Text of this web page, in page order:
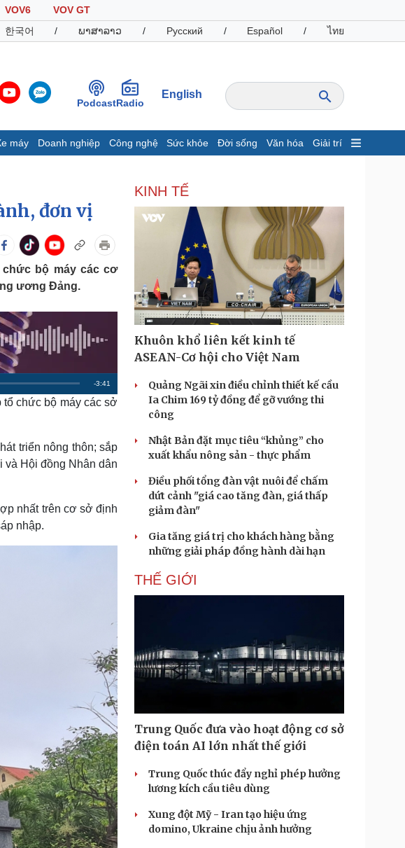
VOV6
VOV GT
한국어 / ພາສາລາວ / Русский / Español / ไทย
PodcastRadio
English
máy Doanh nghiệp Công nghệ Sức khỏe Đời sống Văn hóa Giải trí
Bất động sản
Khởi nghiệp
Tiêu dùng
Chứng khoán
Giá cà phê
Doanh nghiệp
Thông tin doanh nghiệp
Doanh nghiệp 24h
Doanh nhân
Vì cộng đồng
Công nghệ
Sành điệu
Tin Công nghệ
Trải nghiệm
Chuyển đổi số
Tư vấn
Podcast
Câu chuyện thời sự
Cửa sổ tình yêu
Kể chuyện cho bé
đơn vị
chức bộ máy các cơ
ương Đảng.
R
e
a
i
-3:41
chức bộ máy các sở
triển nông thôn; sắp
và Hội đồng Nhân dân
nhất trên cơ sở định
nhập.
KINH TẾ
Khuôn khổ liên kết kinh tế
ASEAN-Cơ hội cho Việt Nam
Quảng Ngãi xin điều chỉnh thiết kế cầu
Ia Chim 169 tỷ đồng để gỡ vướng thi
công
Nhật Bản đặt mục tiêu “khủng” cho
xuất khẩu nông sản - thực phẩm
Điều phối tổng đàn vật nuôi để chấm
dứt cảnh "giá cao tăng đàn, giá thấp
giảm đàn"
Gia tăng giá trị cho khách hàng bằng
những giải pháp đồng hành dài hạn
THẾ GIỚI
Trung Quốc đưa vào hoạt động cơ sở
điện toán AI lớn nhất thế giới
Trung Quốc thúc đẩy nghỉ phép hưởng
lương kích cầu tiêu dùng
Xung đột Mỹ - Iran tạo hiệu ứng
domino, Ukraine chịu ảnh hưởng